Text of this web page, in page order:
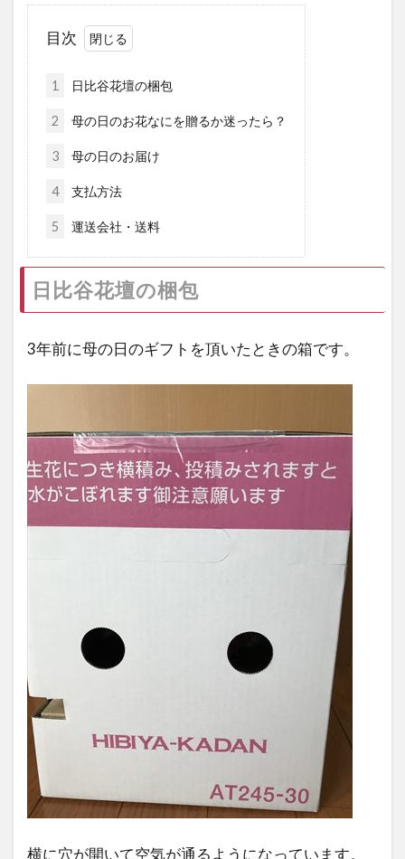
目次
1 日比谷花壇の梱包
2 母の日のお花なにを贈るか迷ったら？
3 母の日のお届け
4 支払方法
5 運送会社・送料
日比谷花壇の梱包
3年前に母の日のギフトを頂いたときの箱です。
横に穴が開いて空気が通るようになっています。